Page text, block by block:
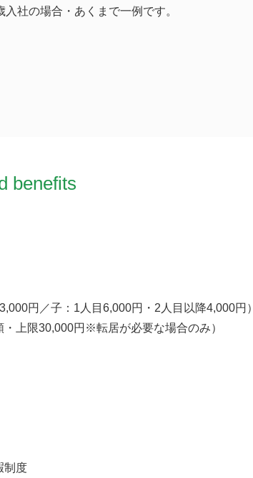
社の場合・あくまで一例です。
benefits
円／子：1人目6,000円・2人目以降4,000円）
上限30,000円※転居が必要な場合のみ）
制度